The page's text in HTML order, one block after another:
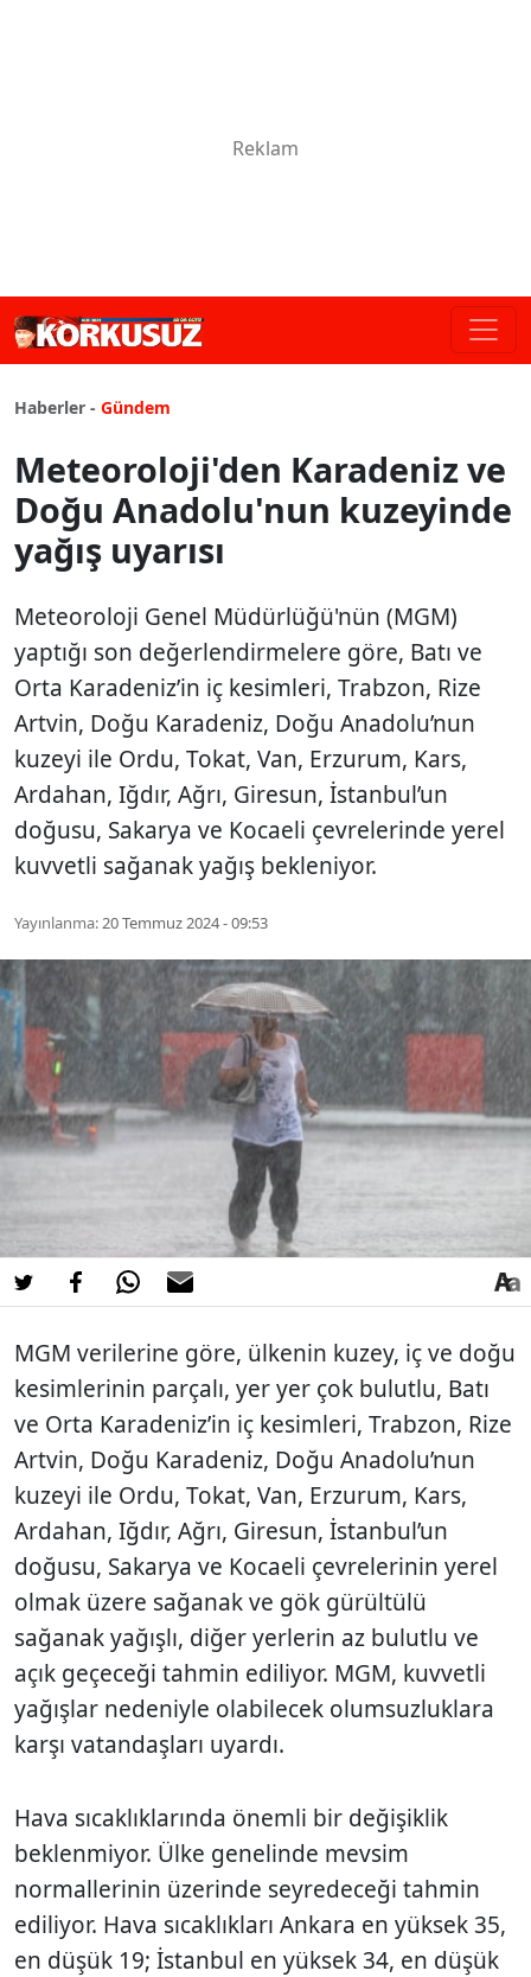
Haberler - Gündem
Meteoroloji'den Karadeniz ve
Doğu Anadolu'nun kuzeyinde
yağış uyarısı
Meteoroloji Genel Müdürlüğü'nün (MGM)
yaptığı son değerlendirmelere göre, Batı ve
Orta Karadeniz’in iç kesimleri, Trabzon, Rize
Artvin, Doğu Karadeniz, Doğu Anadolu’nun
kuzeyi ile Ordu, Tokat, Van, Erzurum, Kars,
Ardahan, Iğdır, Ağrı, Giresun, İstanbul’un
doğusu, Sakarya ve Kocaeli çevrelerinde yerel
kuvvetli sağanak yağış bekleniyor.
Yayınlanma:20 Temmuz 2024 - 09:53
MGM verilerine göre, ülkenin kuzey, iç ve doğu
kesimlerinin parçalı, yer yer çok bulutlu, Batı
ve Orta Karadeniz’in iç kesimleri, Trabzon, Rize
Artvin, Doğu Karadeniz, Doğu Anadolu’nun
kuzeyi ile Ordu, Tokat, Van, Erzurum, Kars,
Ardahan, Iğdır, Ağrı, Giresun, İstanbul’un
doğusu, Sakarya ve Kocaeli çevrelerinin yerel
olmak üzere sağanak ve gök gürültülü
sağanak yağışlı, diğer yerlerin az bulutlu ve
açık geçeceği tahmin ediliyor. MGM, kuvvetli
yağışlar nedeniyle olabilecek olumsuzluklara
karşı vatandaşları uyardı.
Hava sıcaklıklarında önemli bir değişiklik
beklenmiyor. Ülke genelinde mevsim
normallerinin üzerinde seyredeceği tahmin
ediliyor. Hava sıcaklıkları Ankara en yüksek 35,
en düşük 19; İstanbul en yüksek 34, en düşük